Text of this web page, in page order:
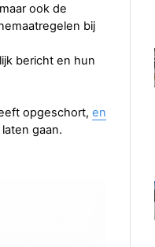
ook de
bij
bericht en hun
opgeschort, en
gaan.